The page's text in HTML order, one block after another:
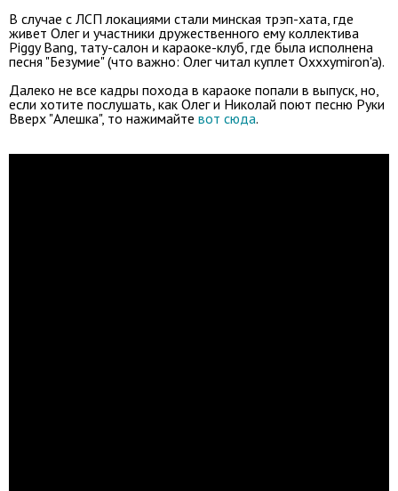
В случае с ЛСП локациями стали минская трэп-хата, где
живет Олег и участники дружественного ему коллектива
Piggy Bang, тату-салон и караоке-клуб, где была исполнена
песня "Безумие" (что важно: Олег читал куплет Oxxxymiron'a).
Далеко не все кадры похода в караоке попали в выпуск, но,
если хотите послушать, как Олег и Николай поют песню Руки
Вверх "Алешка", то нажимайте вот сюда.